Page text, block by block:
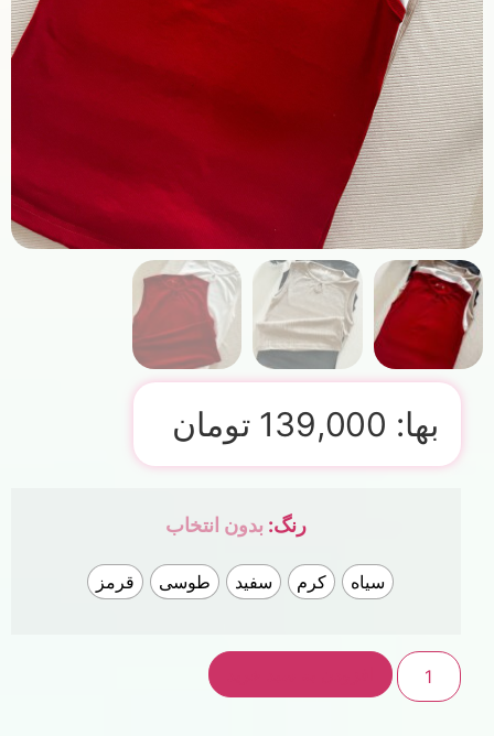
بها: 139,000 تومان
رنگ: بدون انتخاب
سیاه کرم سفید طوسی قرمز